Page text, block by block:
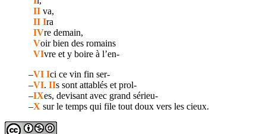
II va,
II Ira
IVre demain,
Voir bien des romains
VIvre et y boire à l’en-
–VI Ici ce vin fin ser-
–VI. IIs sont attablés et prol-
–IXes, devisant avec grand sérieu-
–X sur le temps qui file tout doux vers les cieux.